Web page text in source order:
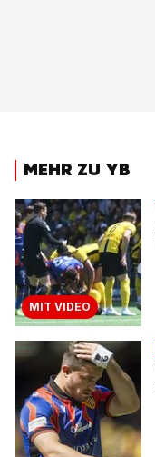
MEHR ZU YB
MIT VIDEO